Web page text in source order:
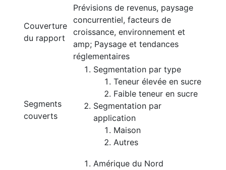
Couverture
du rapport
Prévisions de revenus, paysage
concurrentiel, facteurs de
croissance, environnement et
amp; Paysage et tendances
réglementaires
Segments
couverts
Segmentation par type
Teneur élevée en sucre
Faible teneur en sucre
Segmentation par
application
Maison
Autres
Amérique du Nord